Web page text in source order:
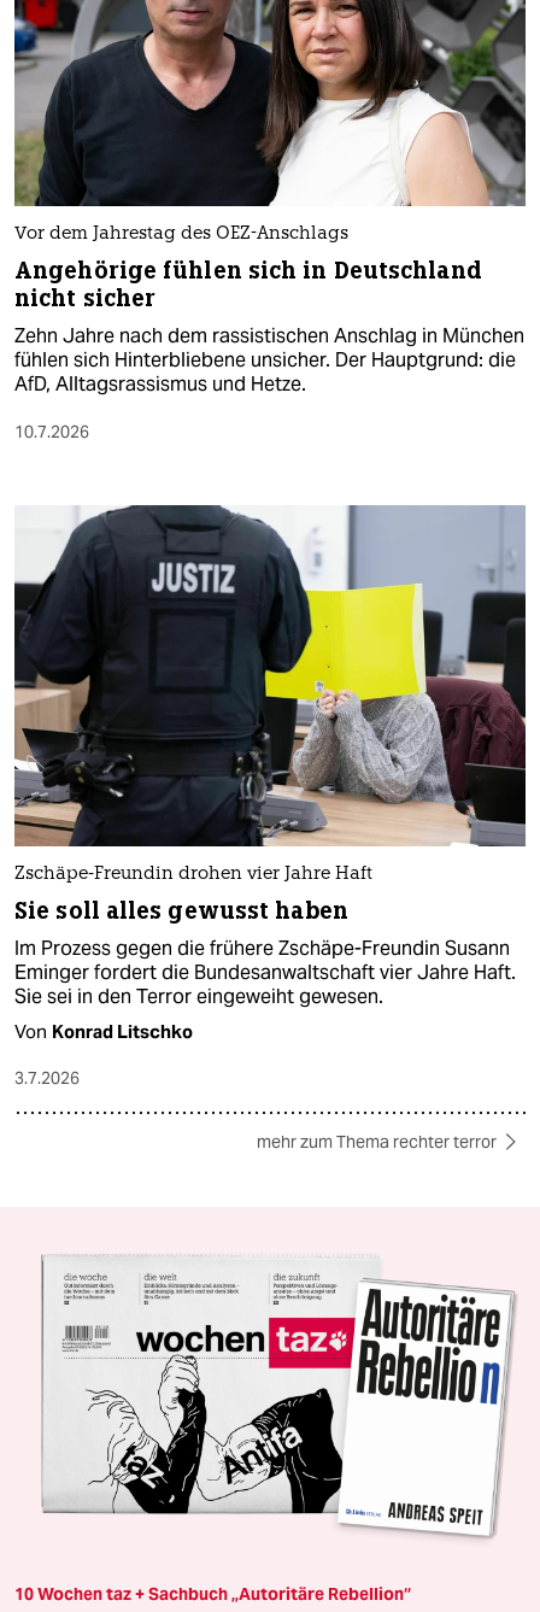
Vor dem Jahrestag des OEZ-Anschlags
Angehörige fühlen sich in Deutschland
nicht sicher
Zehn Jahre nach dem rassistischen Anschlag in München
fühlen sich Hinterbliebene unsicher. Der Hauptgrund: die
AfD, Alltagsrassismus und Hetze.
10.7.2026
Zschäpe-Freundin drohen vier Jahre Haft
Sie soll alles gewusst haben
Im Prozess gegen die frühere Zschäpe-Freundin Susann
Eminger fordert die Bundesanwaltschaft vier Jahre Haft.
Sie sei in den Terror eingeweiht gewesen.
Von Konrad Litschko
3.7.2026
mehr zum Thema rechter terror
10 Wochen taz + Sachbuch „Autoritäre Rebellion“